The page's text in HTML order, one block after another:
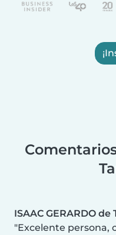
ISAAC GERARDO
Excelente persona,